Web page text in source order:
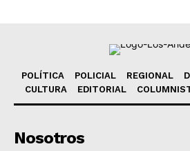
POLÍTICA POLICIAL REGIONAL
CULTURA
EDITORIAL
Nosotros